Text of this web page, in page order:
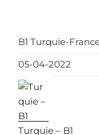
B1 Turquie-
05-04-2022
Turquie – B1